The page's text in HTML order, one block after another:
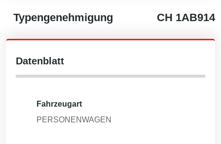
Typengenehmigung CH 1AB914
Datenblatt
Fahrzeugart
PERSONENWAGEN